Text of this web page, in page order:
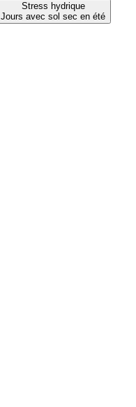
Stress hydrique
Jours avec sol sec en été